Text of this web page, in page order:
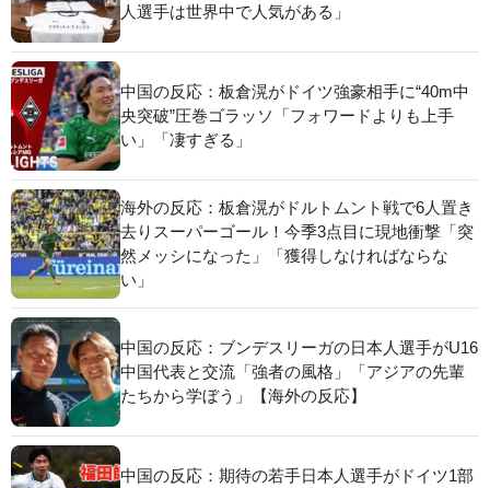
人選手は世界中で人気がある」
中国の反応：板倉滉がドイツ強豪相手に“40m中
央突破”圧巻ゴラッソ「フォワードよりも上手
い」「凄すぎる」
海外の反応：板倉滉がドルトムント戦で6人置き
去りスーパーゴール！今季3点目に現地衝撃「突
然メッシになった」「獲得しなければならな
い」
中国の反応：ブンデスリーガの日本人選手がU16
中国代表と交流「強者の風格」「アジアの先輩
たちから学ぼう」【海外の反応】
中国の反応：期待の若手日本人選手がドイツ1部